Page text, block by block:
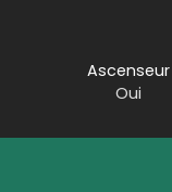
Ascenseur
Oui